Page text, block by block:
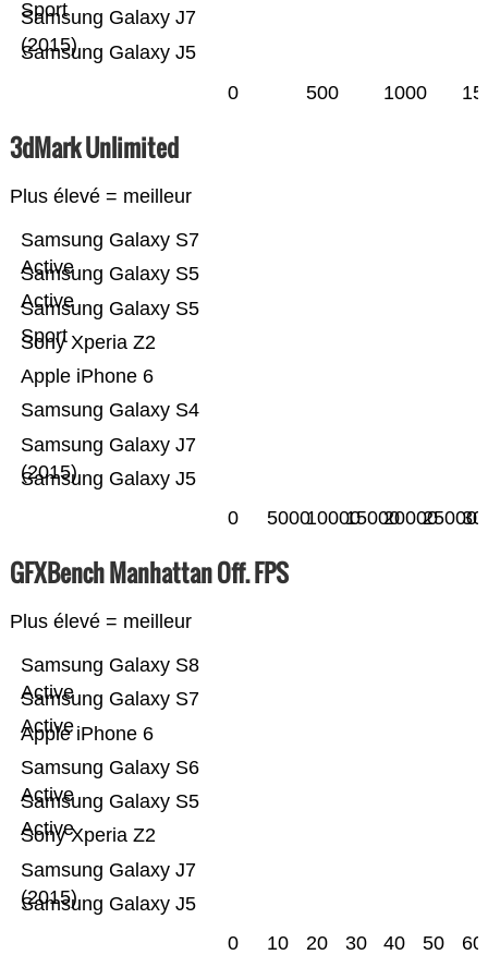
Samsung Galaxy J5
Samsung Galaxy J7
(2015)
Sport
0 500 1000
3dMark Unlimited
Plus élevé = meilleur
Samsung Galaxy J5
Samsung Galaxy J7
(2015)
Samsung Galaxy S4
Apple iPhone 6
Sony Xperia Z2
Samsung Galaxy S5
Sport
Samsung Galaxy S5
Active
Samsung Galaxy S7
Active
0 500010000150002000025000
GFXBench Manhattan Off. FPS
Plus élevé = meilleur
Samsung Galaxy J5
Samsung Galaxy J7
(2015)
Sony Xperia Z2
Samsung Galaxy S5
Active
Samsung Galaxy S6
Active
Apple iPhone 6
Samsung Galaxy S7
Active
Samsung Galaxy S8
Active
0 10 20 30 40 50 60